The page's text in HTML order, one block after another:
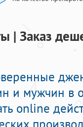
| Заказ
и мужчин в
online